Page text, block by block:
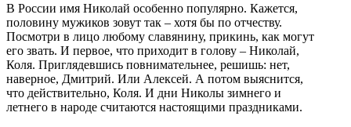
В России имя Николай особенно популярно. Кажется,
половину мужиков зовут так – хотя бы по отчеству.
Посмотри в лицо любому славянину, прикинь, как могут
его звать. И первое, что приходит в голову – Николай,
Коля. Приглядевшись повнимательнее, решишь: нет,
наверное, Дмитрий. Или Алексей. А потом выяснится,
что действительно, Коля. И дни Николы зимнего и
летнего в народе считаются настоящими праздниками.